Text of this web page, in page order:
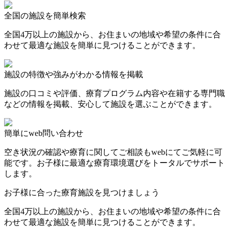
全国の施設を簡単検索
全国4万以上の施設から、お住まいの地域や希望の条件に合
わせて最適な施設を簡単に見つけることができます。
施設の特徴や強みがわかる情報を掲載
施設の口コミや評価、療育プログラム内容や在籍する専門職
などの情報を掲載、安心して施設を選ぶことができます。
簡単にweb問い合わせ
空き状況の確認や療育に関してご相談もwebにてご気軽に可
能です。お子様に最適な療育環境選びをトータルでサポート
します。
お子様に合った療育施設を見つけましょう
全国4万以上の施設から、お住まいの地域や希望の条件に合
わせて最適な施設を簡単に見つけることができます。